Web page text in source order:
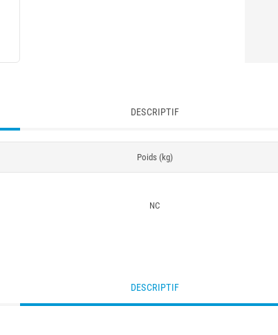
DESCRIPTIF
Poids (kg)
NC
DESCRIPTIF